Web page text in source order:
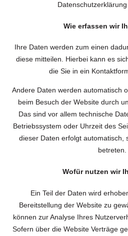
Wie erfassen wir
Ihre Daten werden zum einen
diese mitteilen. Hierbei kann es
die Sie in ein
Andere Daten werden automatisch
beim Besuch der Website durch
Das sind vor allem technische
Betriebssystem oder Uhrzeit des
dieser Daten erfolgt automatisch,
betreten.
Wofür nutzen wir
Ein Teil der Daten wird
Bereitstellung der Website zu
können zur Analyse Ihres
Sofern über die Website Verträge